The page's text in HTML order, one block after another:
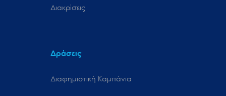
Διακρίσεις
Δράσεις
Διαφημιστική Καμπάνια